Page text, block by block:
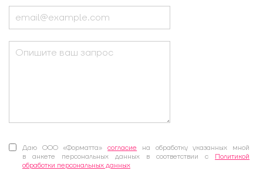
Даю ООО «Форматта»согласие на обработку указанных мной
в анкете персональных данных в соответствии с Политикой
обработки персональных данных